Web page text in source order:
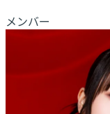
メンバー